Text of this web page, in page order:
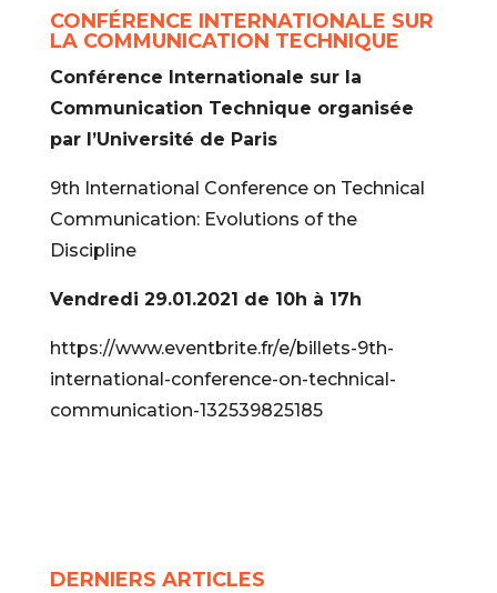
CONFÉRENCE INTERNATIONALE SUR
LA COMMUNICATION TECHNIQUE
Conférence Internationale sur la
Communication Technique organisée
par l’Université de Paris
9th International Conference on Technical
Communication: Evolutions of the
Discipline
Vendredi 29.01.2021 de 10h à 17h
https://www.eventbrite.fr/e/billets-9th-
international-conference-on-technical-
communication-132539825185
DERNIERS ARTICLES